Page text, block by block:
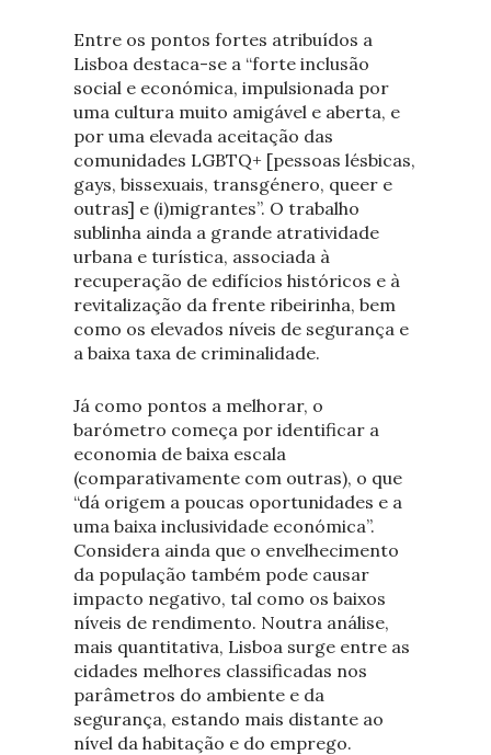
Entre os pontos fortes atribuídos a
Lisboa destaca-se a “forte inclusão
social e económica, impulsionada por
uma cultura muito amigável e aberta, e
por uma elevada aceitação das
comunidades LGBTQ+ [pessoas lésbicas,
gays, bissexuais, transgénero, queer e
outras] e (i)migrantes”. O trabalho
sublinha ainda a grande atratividade
urbana e turística, associada à
recuperação de edifícios históricos e à
revitalização da frente ribeirinha, bem
como os elevados níveis de segurança e
a baixa taxa de criminalidade.
Já como pontos a melhorar, o
barómetro começa por identificar a
economia de baixa escala
(comparativamente com outras), o que
“dá origem a poucas oportunidades e a
uma baixa inclusividade económica”.
Considera ainda que o envelhecimento
da população também pode causar
impacto negativo, tal como os baixos
níveis de rendimento. Noutra análise,
mais quantitativa, Lisboa surge entre as
cidades melhores classificadas nos
parâmetros do ambiente e da
segurança, estando mais distante ao
nível da habitação e do emprego.